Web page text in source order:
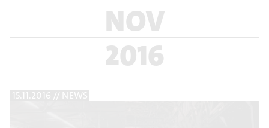
NOV
2016
15.11.2016 // NEWS